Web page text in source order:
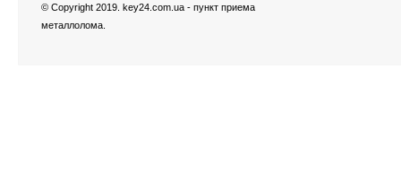
© Copyright 2019. key24.com.ua - пункт приема
металлолома.